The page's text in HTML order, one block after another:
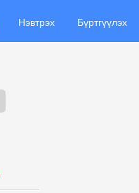
Нэвтрэх Бүртгүүлэх